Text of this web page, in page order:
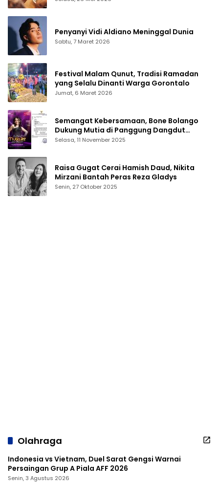
Penyanyi Vidi Aldiano Meninggal Dunia
Sabtu, 7 Maret 2026
Festival Malam Qunut, Tradisi Ramadan
yang Selalu Dinanti Warga Gorontalo
Jumat, 6 Maret 2026
Semangat Kebersamaan, Bone Bolango
Dukung Mutia di Panggung Dangdut
Academy 7
Selasa, 11 November 2025
Raisa Gugat Cerai Hamish Daud, Nikita
Mirzani Bantah Peras Reza Gladys
Senin, 27 Oktober 2025
Olahraga
Indonesia vs Vietnam, Duel Sarat Gengsi Warnai
Persaingan Grup A Piala AFF 2026
Senin, 3 Agustus 2026